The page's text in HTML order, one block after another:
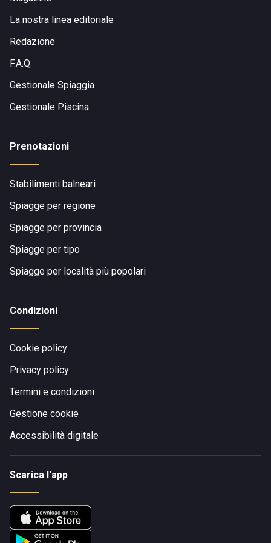
La nostra linea editoriale
Redazione
F.A.Q.
Gestionale Spiaggia
Gestionale Piscina
Prenotazioni
Stabilimenti balneari
Spiagge per regione
Spiagge per provincia
Spiagge per tipo
Spiagge per località più popolari
Condizioni
Cookie policy
Privacy policy
Termini e condizioni
Gestione cookie
Accessibilità digitale
Scarica l'app